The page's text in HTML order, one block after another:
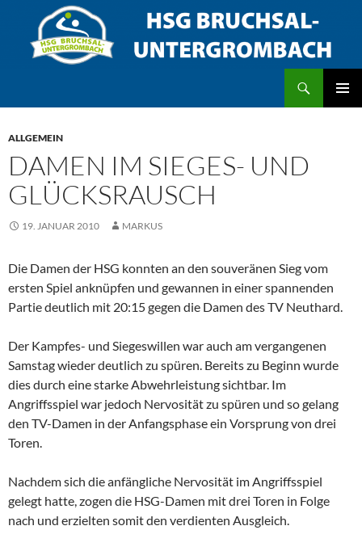
springen
ALLGEMEIN
DAMEN IM SIEGES- UND
GLÜCKSRAUSCH
19. JANUAR 2010 MARKUS
Die Damen der HSG konnten an den souveränen Sieg vom
ersten Spiel anknüpfen und gewannen in einer spannenden
Partie deutlich mit 20:15 gegen die Damen des TV Neuthard.
Der Kampfes- und Siegeswillen war auch am vergangenen
Samstag wieder deutlich zu spüren. Bereits zu Beginn wurde
dies durch eine starke Abwehrleistung sichtbar. Im
Angriffsspiel war jedoch Nervosität zu spüren und so gelang
den TV-Damen in der Anfangsphase ein Vorsprung von drei
Toren.
Nachdem sich die anfängliche Nervosität im Angriffsspiel
gelegt hatte, zogen die HSG-Damen mit drei Toren in Folge
nach und erzielten somit den verdienten Ausgleich.